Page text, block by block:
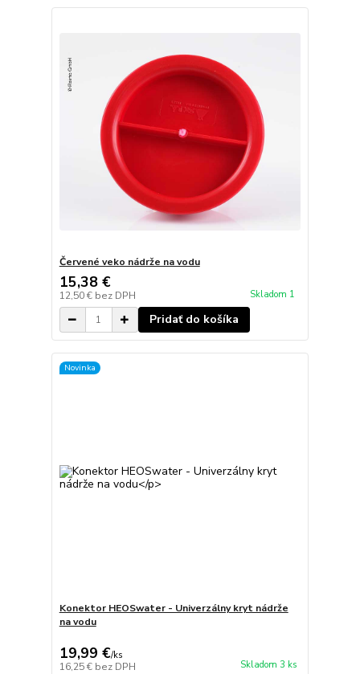
Červené veko nádrže na vodu
15,38 €
12,50 € bez DPH Skladom 1
Pridať do košíka
Novinka
Konektor HEOSwater - Univerzálny kryt nádrže
na vodu
19,99 €/ks
16,25 € bez DPH Skladom 3 ks